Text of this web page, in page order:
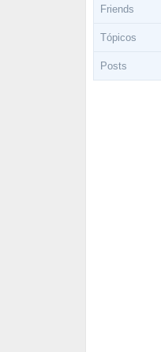
Friends
Tópicos
Posts